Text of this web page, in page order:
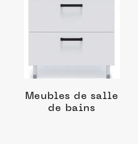
Meubles de salle
de bains